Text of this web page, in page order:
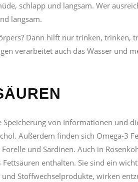
schlapp und langsam. Wer
langsam.
Dann hilft nur trinken, trinken,
verarbeitet auch das Wasser und
von Informationen und
Außerdem finden sich Omega-3
und Sardinen. Auch in
enthalten. Sie sind ein
Stoffwechselprodukte, wirken